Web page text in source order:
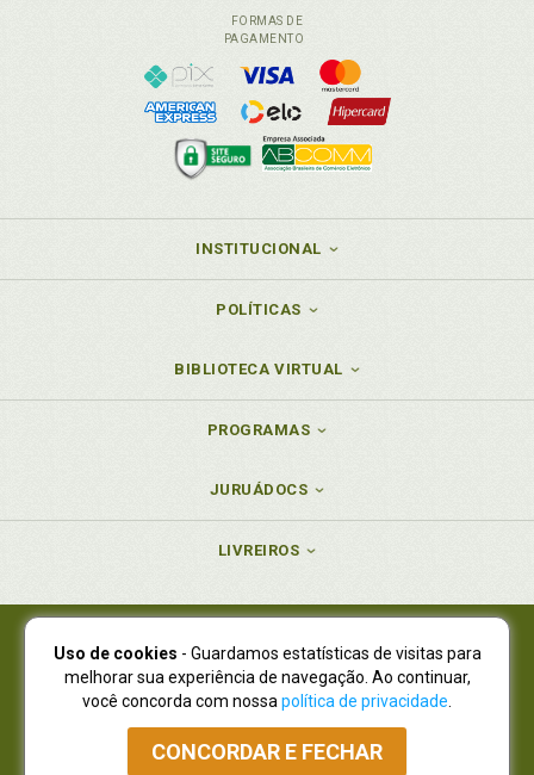
FORMAS DE
PAGAMENTO
INSTITUCIONAL
POLÍTICAS
BIBLIOTECA VIRTUAL
PROGRAMAS
JURUÁDOCS
LIVREIROS
Juruá Editora Ltda., CNPJ 77.535.508/0001-19
Juruá Informática Ltda., CNPJ 01.701.561/0001-80
NOVO ENDEREÇO:R. Flávio Dallegrave, 7665, São Lourenço |
Curitiba - Paraná - CEP 82210-310
Atendimento: (41) 4009-3900|Vendas Atacado: (41) 4009-3939
Uso de cookies - Guardamos estatísticas de visitas para
melhorar sua experiência de navegação. Ao continuar,
você concorda com nossa política de privacidade
CONCORDAR E FECHAR